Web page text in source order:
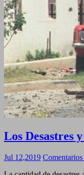
Los Desastres
Jul 12,2019